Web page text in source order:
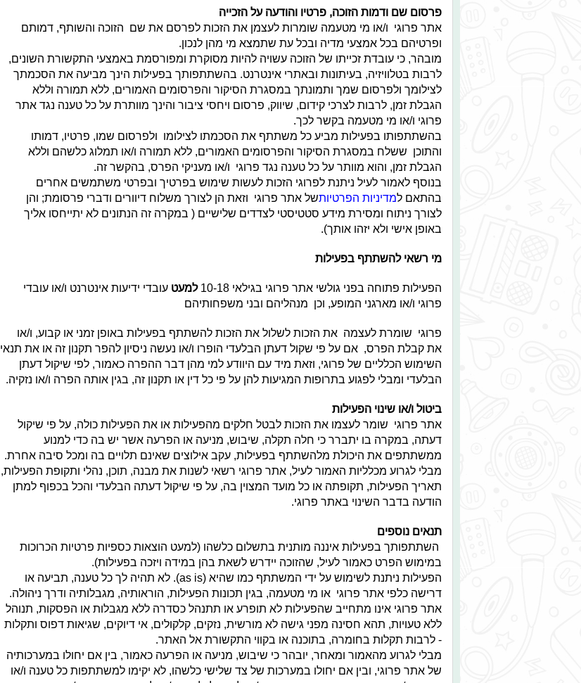
פרסום שם ודמות הזוכה, פרטיו והודעה על הזכייה
אתר פרוגי ו/או מי מטעמה שומרות לעצמן את הזכות לפרסם את שם הזוכה והשותף, דמותם
ופרטיהם בכל אמצעי מדיה ובכל עת שתמצא מי מהן לנכון.
מובהר, כי עובדת זכייתו של הזוכה עשויה להיות מסוקרת ומפורסמת באמצעי התקשורת השונים,
לרבות בטלוויזיה, בעיתונות ובאתרי אינטרנט. בהשתתפותך בפעילות הינך מביעה את הסכמתך
לצילומך ולפרסום שמך ותמונתך במסגרת הסיקור והפרסומים האמורים, ללא תמורה וללא
הגבלת זמן, לרבות לצרכי קידום, שיווק, פרסום ויחסי ציבור והינך מוותרת על כל טענה נגד אתר
פרוגי ו/או מי מטעמה בקשר לכך.
בהשתתפותו בפעילות מביע כל משתתף את הסכמתו לצילומו ולפרסום שמו, פרטיו, דמותו
והתוכן ששלח במסגרת הסיקור והפרסומים האמורים, ללא תמורה ו/או תמלוג כלשהם וללא
הגבלת זמן, והוא מוותר על כל טענה נגד פרוגי ו/או מעניקי הפרס, בהקשר זה.
בנוסף לאמור לעיל ניתנת לפרוגי הזכות לעשות שימוש בפרטיך ובפרטי משתמשים אחרים
בהתאם למדיניות הפרטיותשל אתר פרוגי וזאת הן לצורך משלוח דיוורים ודברי פרסומת; והן
לצורך ניתוח ומסירת מידע סטטיסטי לצדדים שלישיים ( במקרה זה הנתונים לא יתייחסו אליך
באופן אישי ולא יזהו אותך).
מי רשאי להשתתף בפעילות
הפעילות פתוחה בפני גולשי אתר פרוגי בגילאי 10-18 למעט עובדי ידיעות אינטרנט ו/או עובדי
פרוגי ו/או מארגני המופע, וכן מנהליהם ובני משפחותיהם
פרוגי שומרת לעצמה את הזכות לשלול את הזכות להשתתף בפעילות באופן זמני או קבוע, ו/או
את קבלת הפרס, אם על פי שקול דעתן הבלעדי הופרו ו/או נעשה ניסיון להפר תקנון זה או את תנאי
השימוש הכלליים של פרוגי, וזאת מיד עם היוודע למי מהן דבר ההפרה כאמור, לפי שיקול דעתן
הבלעדי ומבלי לפגוע בתרופות המגיעות להן על פי כל דין או תקנון זה, בגין אותה הפרה ו/או נזקיה.
ביטול ו/או שינוי הפעילות
אתר פרוגי שומר לעצמו את הזכות לבטל חלקים מהפעילות או את הפעילות כולה, על פי שיקול
דעתה, במקרה בו יתברר כי חלה תקלה, שיבוש, מניעה או הפרעה אשר יש בה כדי למנוע
ממשתתפים את היכולת מלהשתתף בפעילות, עקב אילוצים שאינם תלויים בה ומכל סיבה אחרת.
מבלי לגרוע מכלליות האמור לעיל, אתר פרוגי רשאי לשנות את מבנה, תוכן, נהלי ותקופת הפעילות,
תאריך הפעילות, תקופתה או כל מועד המצוין בה, על פי שיקול דעתה הבלעדי והכל בכפוף למתן
הודעה בדבר השינוי באתר פרוגי.
תנאים נוספים
השתתפותך בפעילות איננה מותנית בתשלום כלשהו (למעט הוצאות כספיות פרטיות הכרוכות
במימוש הפרט כאמור לעיל, שהזוכה יידרש לשאת בהן במידה ויזכה בפעילות).
הפעילות ניתנת לשימוש על ידי המשתתף כמו שהיא (as is). לא תהיה לך כל טענה, תביעה או
דרישה כלפי אתר פרוגי או מי מטעמה, בגין תכונות הפעילות, הוראותיה, מגבלותיה ודרך ניהולה.
אתר פרוגי אינו מתחייב שהפעילות לא תופרע או תתנהל כסדרה ללא מגבלות או הפסקות, תנוהל
ללא טעויות, תהא חסינה מפני גישה לא מורשית, נזקים, קלקולים, אי דיוקים, שגיאות דפוס ותקלות
- לרבות תקלות בחומרה, בתוכנה או בקווי התקשורת אל האתר.
מבלי לגרוע מהאמור ומאחר, יובהר כי שיבוש, מניעה או הפרעה כאמור, בין אם יחולו במערכותיה
של אתר פרוגי, ובין אם יחולו במערכות של צד שלישי כלשהו, לא יקימו למשתתפות כל טענה ו/או